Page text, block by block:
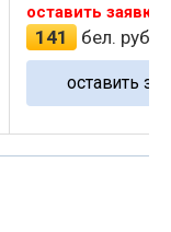
оставить
210 бел. руб.
оставить